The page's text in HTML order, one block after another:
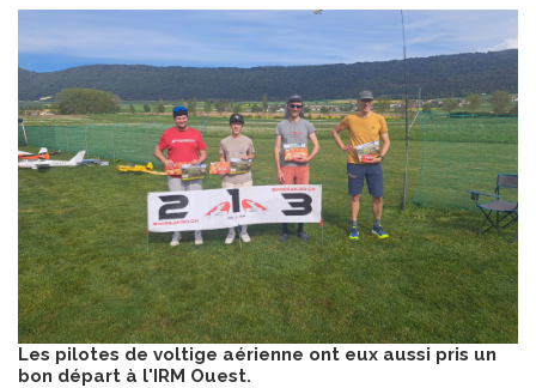
Les pilotes de voltige aérienne ont eux aussi pris un
bon départ à l'IRM Ouest.